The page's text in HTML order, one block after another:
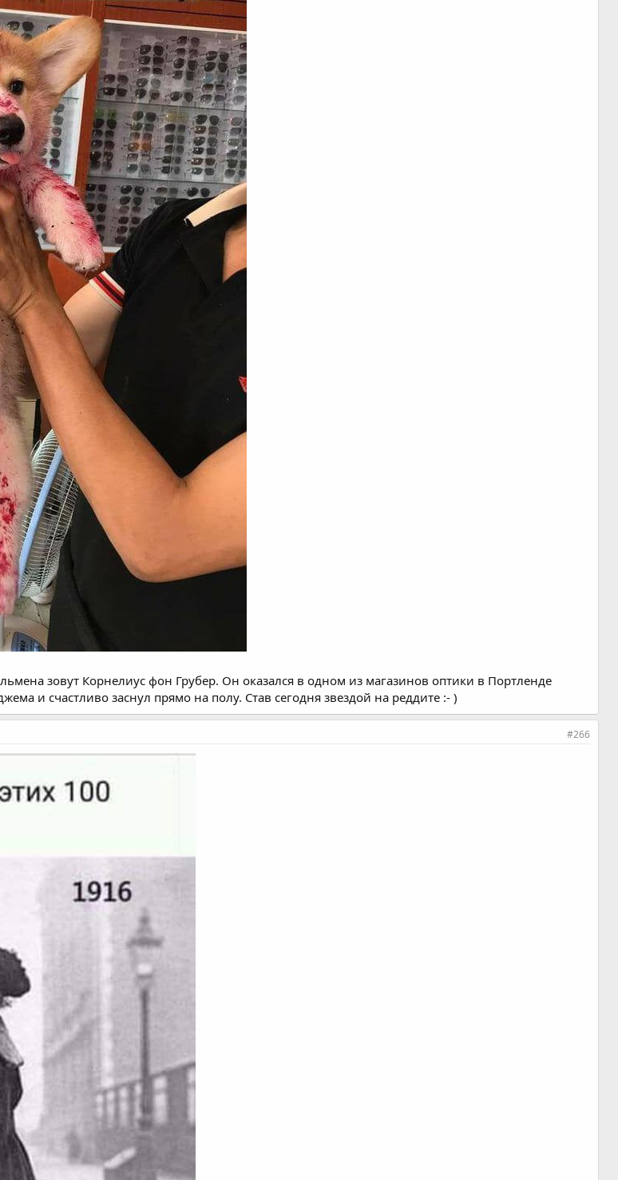
зовут Корнелиус фон Грубер. Он оказался в одном из магазинов оптики в Портленде
и счастливо заснул прямо на полу. Став сегодня звездой на реддите :- )
#266